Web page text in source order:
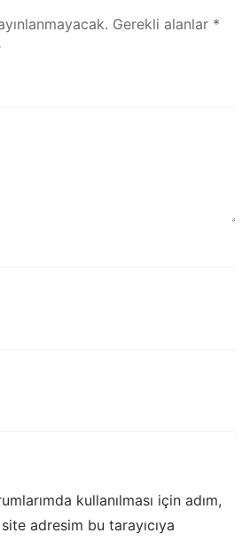
Gerekli alanlar *
kullanılması için adım,
adresim bu tarayıcıya